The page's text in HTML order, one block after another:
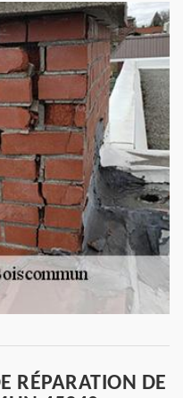
RÉPARATION DE